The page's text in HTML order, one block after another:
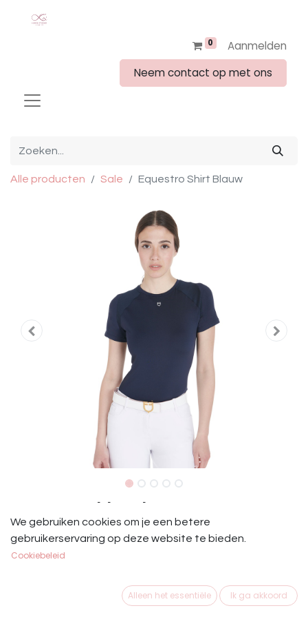
0
Aanmelden
Neem contact op met ons
Alle producten Sale Equestro Shirt Blauw
Equestro Shirt Blauw
Equestro slim fit technisch T-shirt met halve mouwen
voor dames van ademende technische stof voor
We gebruiken cookies om je een betere
gebruikerservaring op deze website te bieden.
Cookiebeleid
Alleen het essentiële Ik ga akkoord